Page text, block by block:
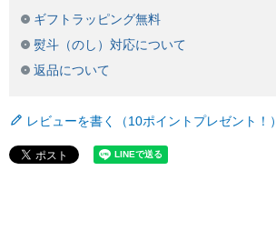
ギフトラッピング無料
熨斗（のし）対応について
返品について
レビューを書く（10ポイントプレゼント！）